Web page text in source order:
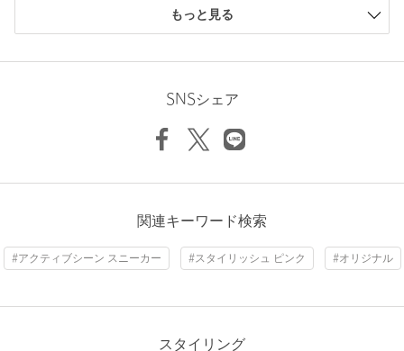
※商品に不良が無い場合、包装紙および箱の破損がございまして
店舗へお問い合わせの際は、全国のBEAUTY&YOUTH各店舗まで
品名：SC*SALOMON XT-6 S/COL ◇
対象商品
返品 対象商品 返品等について
タイプ WOMEN
シューズ | スニーカー / スリッポン
ニックネーム： nico
購入サイズ：24.5cm
｜
購入カラー：LT.PINK
の黒が締めてくれます。
もっと見る
SNSシェア
関連キーワード検索
#アクティブシーン スニーカー #スタイリッシュ ピンク #オリジナル
スタイリング